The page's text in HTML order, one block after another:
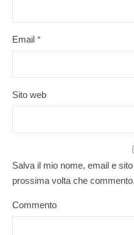
Email *
Sito web
Salva il mio nome, email e
prossima volta che commento.
Commento